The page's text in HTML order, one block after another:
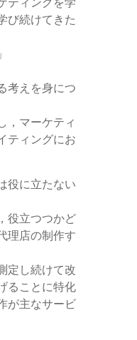
び続けてきた
考えを身につ
，マーケティ
ティングにお
役に立たない
役立つつかど
理店の制作す
定し続けて改
ることに特化
が主なサービ